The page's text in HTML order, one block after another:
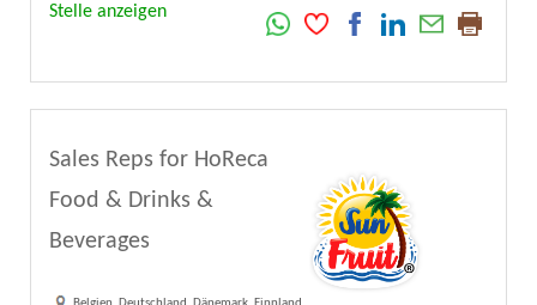
Stelle anzeigen
Sales Reps for HoReca
Food & Drinks &
Beverages